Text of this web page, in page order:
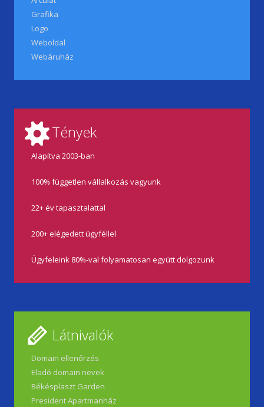
Grafika
Logo
Weboldal
Webáruház
Tények
Alapítva 2003-ban
100% független vállalkozás vagyunk
22+ év tapasztalattal
200+ elégedett ügyféllel
Ügyfeleink 80%-val folyamatosan együtt dolgozunk
Látnivalók
Domain ellenőrzés
Eladó domain nevek
Békésplaszt Garden
President Apartmanház